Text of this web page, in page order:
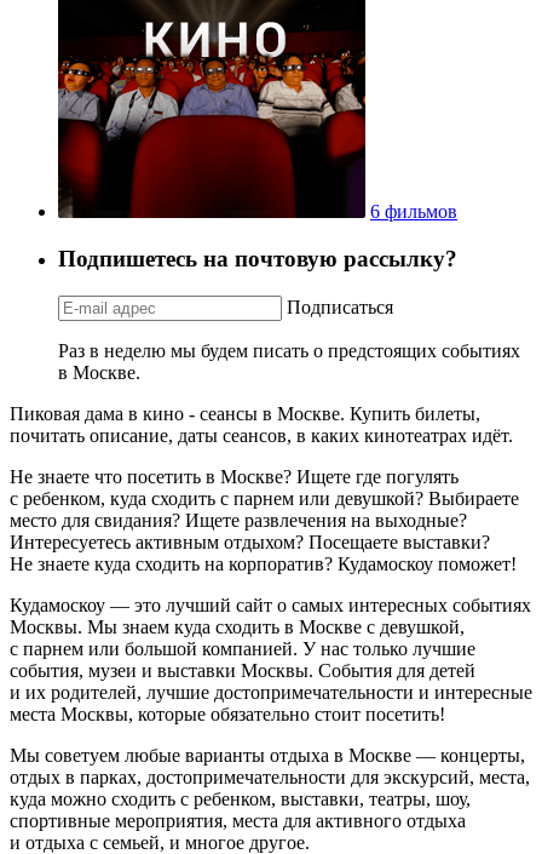
6 фильмов
Подпишетесь на почтовую рассылку?
Подписаться
Раз в неделю мы будем писать о предстоящих событиях
в Москве.
Пиковая дама в кино - сеансы в Москве. Купить билеты,
почитать описание, даты сеансов, в каких кинотеатрах идёт.
Не знаете что посетить в Москве? Ищете где погулять
с ребенком, куда сходить с парнем или девушкой? Выбираете
место для свидания? Ищете развлечения на выходные?
Интересуетесь активным отдыхом? Посещаете выставки?
Не знаете куда сходить на корпоратив? Кудамоскоу поможет!
Кудамоскоу — это лучший сайт о самых интересных событиях
Москвы. Мы знаем куда сходить в Москве с девушкой,
с парнем или большой компанией. У нас только лучшие
события, музеи и выставки Москвы. События для детей
и их родителей, лучшие достопримечательности и интересные
места Москвы, которые обязательно стоит посетить!
Мы советуем любые варианты отдыха в Москве — концерты,
отдых в парках, достопримечательности для экскурсий, места,
куда можно сходить с ребенком, выставки, театры, шоу,
спортивные мероприятия, места для активного отдыха
и отдыха с семьей, и многое другое.